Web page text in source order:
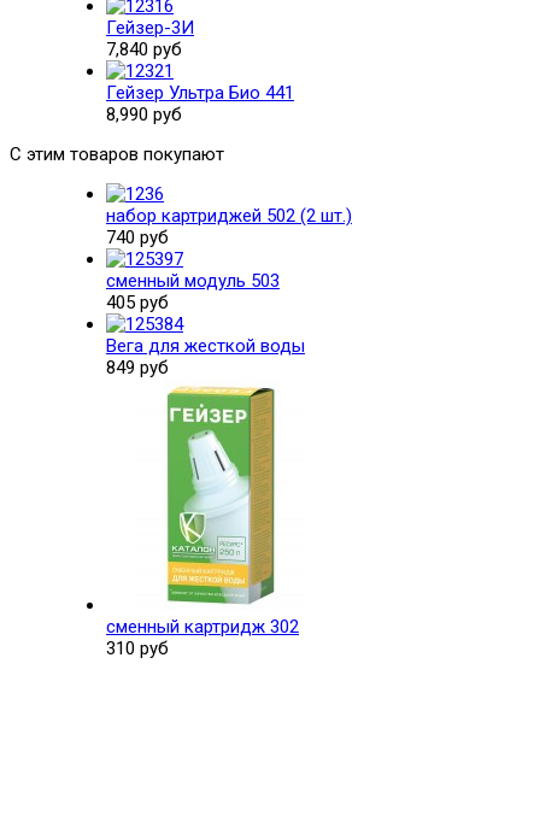
Гейзер-3И
7,840 руб
Гейзер Ультра Био 441
8,990 руб
С этим товаров покупают
набор картриджей 502 (2 шт.)
740 руб
сменный модуль 503
405 руб
Вега для жесткой воды
849 руб
сменный картридж 302
310 руб